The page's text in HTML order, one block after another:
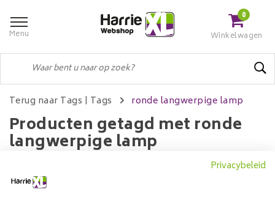
Menu
0
Winkelwagen
Terug naar Tags | Tags ronde langwerpige lamp
Producten getagd met ronde
langwerpige lamp
Privacybeleid